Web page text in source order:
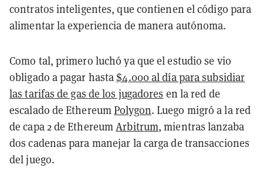
contratos inteligentes, que contienen el código para
alimentar la experiencia de manera autónoma.
Como tal, primero luchó ya que el estudio se vio
obligado a pagar hasta$4.000 al día para subsidiar
las tarifas de gas de los jugadores en la red de
escalado de EthereumPolygon. Luego migró a la red
de capa 2 de EthereumArbitrum, mientras lanzaba
dos cadenas para manejar la carga de transacciones
del juego.